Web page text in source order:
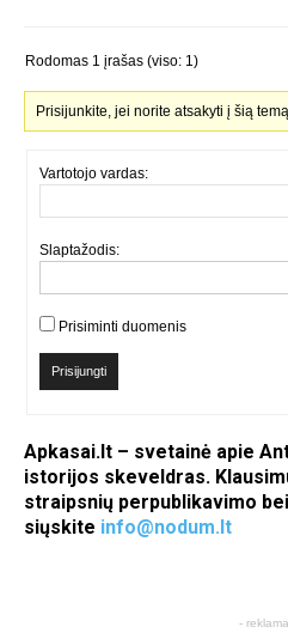
Rodomas 1 įrašas (viso: 1)
Prisijunkite, jei norite atsakyti į šią
Vartotojo vardas:
Slaptažodis:
Prisiminti duomenis
Prisijungti
Apkasai.lt – svetainė apie
istorijos skeveldras.
straipsnių perpublikavimo
siųskite info@nodum.lt
-